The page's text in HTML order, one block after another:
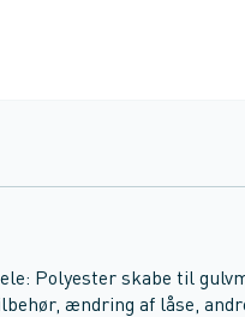
Polyester skabe til
ændring af låse,